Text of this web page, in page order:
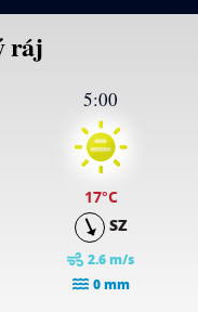
ráj
5:00
17°C
SZ
2.6 m/s
0 mm